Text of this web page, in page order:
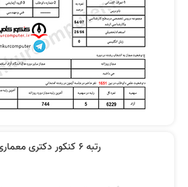
رتبه 6 کنکور دکتری معماری کامپیوتر